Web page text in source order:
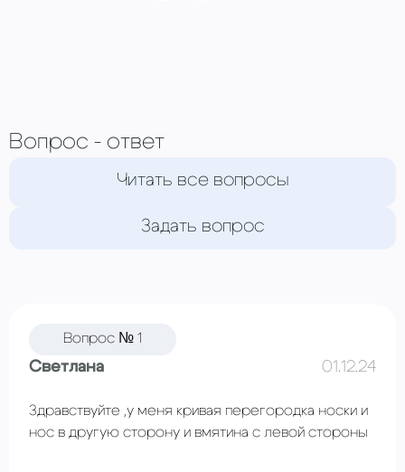
Вопрос - ответ
Читать все вопросы
Задать вопрос
Вопрос № 1
Светлана 01.12.24
Здравствуйте ,у меня кривая перегородка носки и
нос в другую сторону и вмятина с левой стороны